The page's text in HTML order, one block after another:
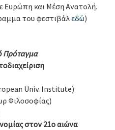
Ευρώπη και Μέση Ανατολή.
του φεστιβάλεδώ)
Πρόταγμα
Univ. Institute)
Φιλοσοφίας)
στον 21ο αιώνα